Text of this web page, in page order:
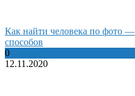
Как найти человека по фото
способов
0
12.11.2020